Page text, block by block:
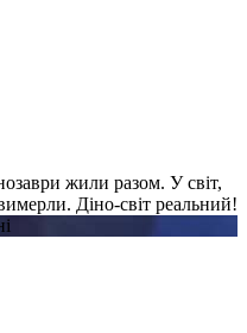
жили разом. У світ,
Діно-світ реальний!